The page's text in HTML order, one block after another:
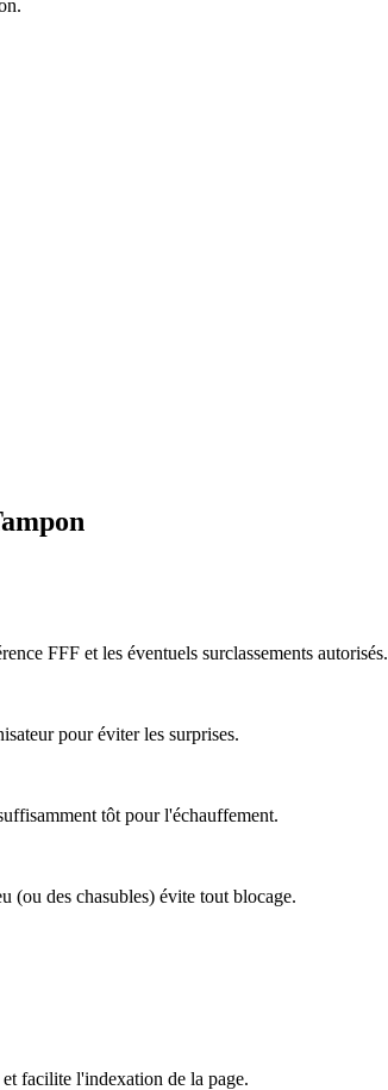
FFF et les éventuels surclassements autorisés.
pour éviter les surprises.
tôt pour l'échauffement.
(ou des chasubles) évite tout blocage.
facilite l'indexation de la page.